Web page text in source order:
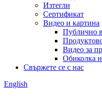
Изтегли
Сертификат
Видео и картина
Публично
Видео за
Обиколка
Свържете се с нас
English